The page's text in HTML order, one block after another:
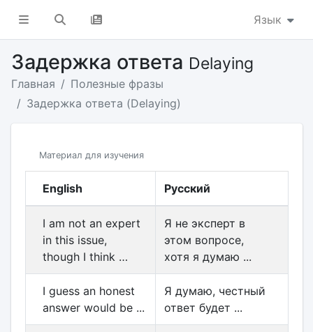
Язык
Задержка ответа Delaying
Главная
Полезные фразы
Задержка ответа (Delaying)
Материал для изучения
English Русский
I am not an expert
in this issue,
though I think …
Я не эксперт в
этом вопросе,
хотя я думаю ...
I guess an honest
answer would be ...
Я думаю, честный
ответ будет ...